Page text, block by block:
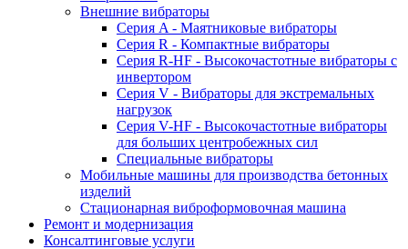
Внешние вибраторы
Серия A - Маятниковые вибраторы
Серия R - Компактные вибраторы
Серия R-HF - Высокочастотные вибраторы с
инвертором
Серия V - Вибраторы для экстремальных
нагрузок
Серия V-HF - Высокочастотные вибраторы
для больших центробежных сил
Специальные вибраторы
Мобильные машины для производства бетонных
изделий
Стационарная виброформовочная машина
Ремонт и модернизация
Консалтинговые услуги